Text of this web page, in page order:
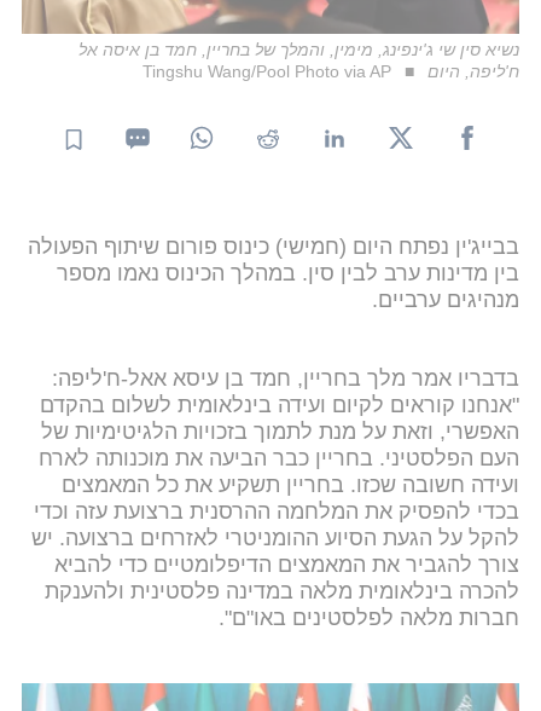
נשיא סין שי ג'ינפינג, מימין, והמלך של בחריין, חמד בן איסה אל
ח'ליפה, היום
Tingshu Wang/Pool Photo via AP
בבייג'ין נפתח היום (חמישי) כינוס פורום שיתוף הפעולה
בין מדינות ערב לבין סין. במהלך הכינוס נאמו מספר
מנהיגים ערביים.
בדבריו אמר מלך בחריין, חמד בן עיסא אאל-ח'ליפה:
"אנחנו קוראים לקיום ועידה בינלאומית לשלום בהקדם
האפשרי, וזאת על מנת לתמוך בזכויות הלגיטימיות של
העם הפלסטיני. בחריין כבר הביעה את מוכנותה לארח
ועידה חשובה שכזו. בחריין תשקיע את כל המאמצים
בכדי להפסיק את המלחמה ההרסנית ברצועת עזה וכדי
להקל על הגעת הסיוע ההומניטרי לאזרחים ברצועה. יש
צורך להגביר את המאמצים הדיפלומטיים כדי להביא
להכרה בינלאומית מלאה במדינה פלסטינית ולהענקת
חברות מלאה לפלסטינים באו"ם".